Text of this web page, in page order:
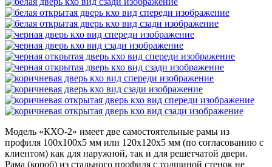
Модель «КХО-2» имеет две самостоятельные рамы из
профиля 100х100х5 мм или 120х120х5 мм (по согласованию с
клиентом) как для наружной, так и для решетчатой двери.
Рама (короб) из стального профиля с толщиной стенок не